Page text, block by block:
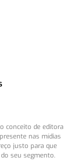
conceito de editora
nas mídias
justo para que
seu segmento.